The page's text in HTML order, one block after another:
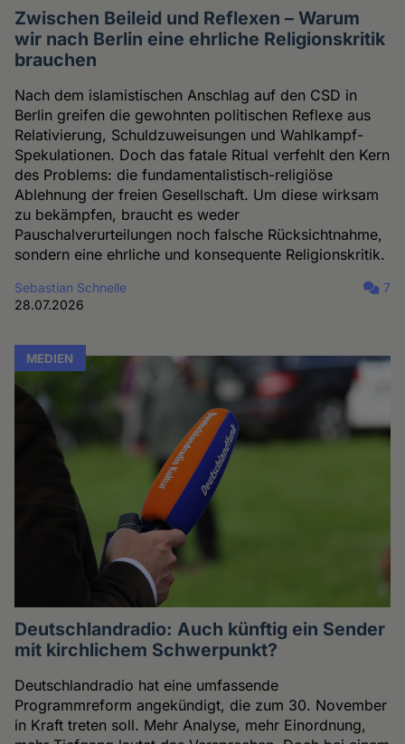
Zwischen Beileid und Reflexen – Warum
wir nach Berlin eine ehrliche Religionskritik
brauchen
Nach dem islamistischen Anschlag auf den CSD in
Berlin greifen die gewohnten politischen Reflexe aus
Relativierung, Schuldzuweisungen und Wahlkampf-
Spekulationen. Doch das fatale Ritual verfehlt den Kern
des Problems: die fundamentalistisch-religiöse
Ablehnung der freien Gesellschaft. Um diese wirksam
zu bekämpfen, braucht es weder
Pauschalverurteilungen noch falsche Rücksichtnahme,
sondern eine ehrliche und konsequente Religionskritik.
Sebastian Schnelle
28.07.2026
7
MEDIEN
Deutschlandradio: Auch künftig ein Sender
mit kirchlichem Schwerpunkt?
Deutschlandradio hat eine umfassende
Programmreform angekündigt, die zum 30. November
in Kraft treten soll. Mehr Analyse, mehr Einordnung,